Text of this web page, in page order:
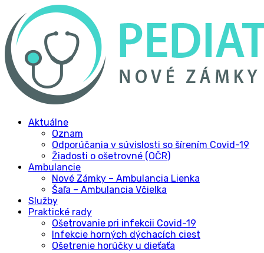
Aktuálne
Oznam
Odporúčania v súvislosti so šírením Covid-19
Žiadosti o ošetrovné (OČR)
Ambulancie
Nové Zámky – Ambulancia Lienka
Šaľa – Ambulancia Včielka
Služby
Praktické rady
Ošetrovanie pri infekcii Covid-19
Infekcie horných dýchacích ciest
Ošetrenie horúčky u dieťaťa